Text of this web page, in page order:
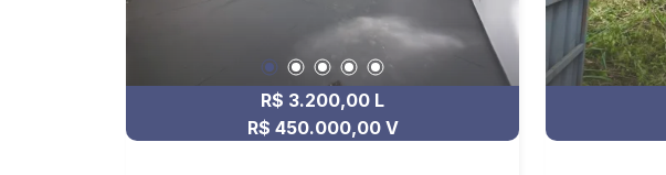
R$ 3.200,00 L
R$ 450.000,00 V